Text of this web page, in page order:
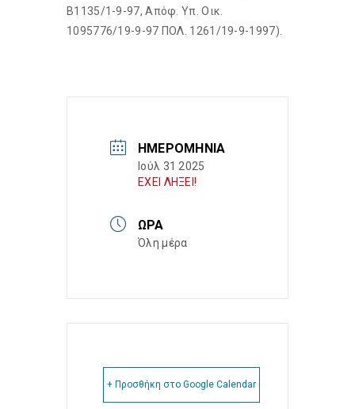
Β1135/1-9-97, Απόφ. Υπ. Οικ.
1095776/19-9-97 ΠΟΛ. 1261/19-9-1997).
ΗΜΕΡΟΜΗΝΊΑ
Ιούλ 31 2025
ΕΧΕΙ ΛΗΞΕΙ!
ΏΡΑ
Όλη μέρα
+ Προσθήκη στο Google Calendar